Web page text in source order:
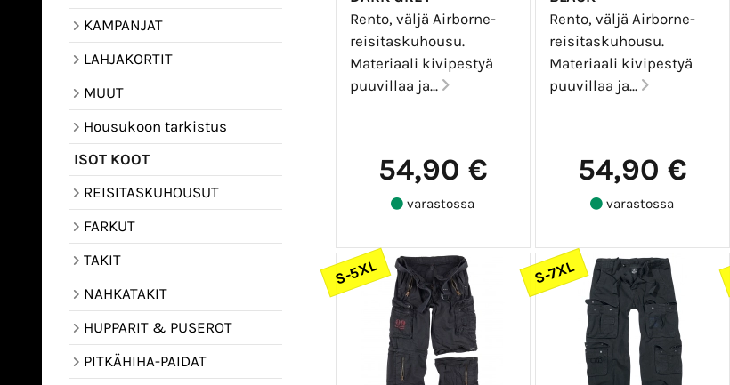
KAMPANJAT
LAHJAKORTIT
MUUT
Housukoon tarkistus
ISOT KOOT
REISITASKUHOUSUT
FARKUT
TAKIT
NAHKATAKIT
HUPPARIT & PUSEROT
PITKÄHIHA-PAIDAT
Rento, väljä Airborne-
reisitaskuhousu.
Materiaali kivipestyä
puuvillaa ja...
54,90 €
varastossa
Rento, väljä Airborne-
reisitaskuhousu.
Materiaali kivipestyä
puuvillaa ja...
54,90 €
varastossa
S-5XL S-7XL